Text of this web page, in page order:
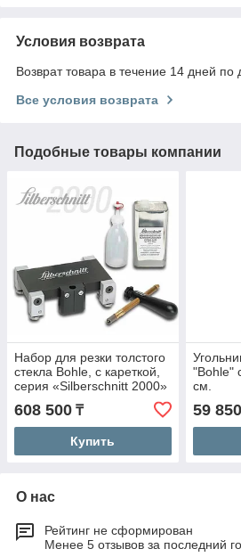
Условия возврата
Возврат товара в течение 14 дней по
Все условия возврата
Подобные товары компании
Набор для резки толстого
стекла Bohle, с кареткой,
серия «Silberschnitt 2000»
608 500 ₸
Купить
"Bohle"
см.
59 850
О нас
Рейтинг не сформирован
Менее 5 отзывов за последний